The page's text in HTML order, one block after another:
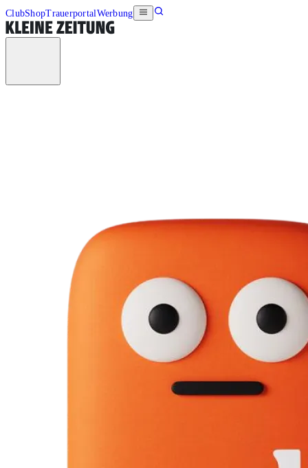
ClubShopTrauerportalWerbung